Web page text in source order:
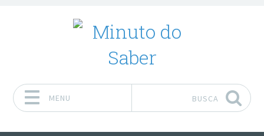
MENU BUSCA